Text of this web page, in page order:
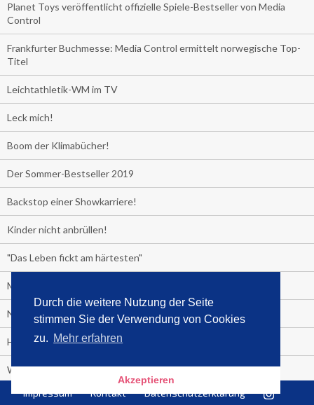
Durch die weitere Nutzung der Seite
stimmen Sie der Verwendung von Cookies
zu. Mehr erfahren
Akzeptieren
Planet Toys veröffentlicht offizielle Spiele-Bestseller von Media
Control
Frankfurter Buchmesse: Media Control ermittelt norwegische Top-
Titel
Leichtathletik-WM im TV
Leck mich!
Boom der Klimabücher!
Der Sommer-Bestseller 2019
Backstop einer Showkarriere!
Kinder nicht anbrüllen!
"Das Leben fickt am härtesten"
Media Control exklusiv:
Negativzins
Heute ist Tag des Malbuchs
Welches Auto fahren Sie?
Media Control ermittelt: Das ist der Sommerhit 2019
Impressum Kontakt Datenschutzerklärung